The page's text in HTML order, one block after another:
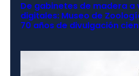
De gabinetes de madera a
digitales: Museo de
70 años de divulgación